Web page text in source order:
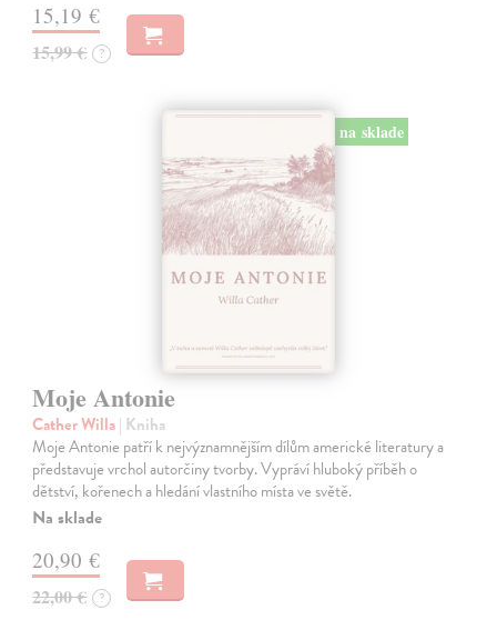
15,19 €
15,99 € ?
na sklade
Moje Antonie
Cather Willa| Kniha
Moje Antonie patří k nejvýznamnějším dílům americké literatury a
představuje vrchol autorčiny tvorby. Vypráví hluboký příběh o
dětství, kořenech a hledání vlastního místa ve světě.
Na sklade
20,90 €
22,00 € ?